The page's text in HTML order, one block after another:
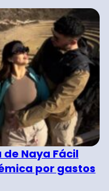
de Naya Fácil
por gastos